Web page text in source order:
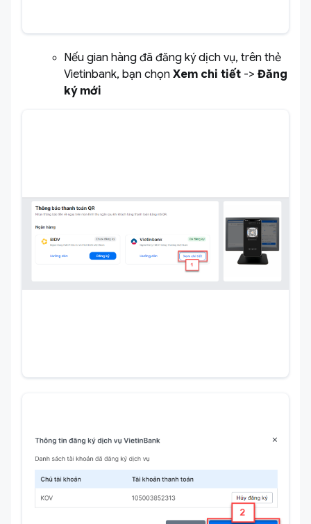
Nếu gian hàng đã đăng ký dịch vụ, trên thẻ
Vietinbank, bạn chọn Xem chi tiết -> Đăng
ký mới